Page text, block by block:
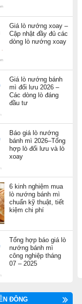
Giá lò nướng xoay –
Cập nhật đầy đủ các
dòng lò nướng xoay
Giá lò nướng bánh
mì đối lưu 2026 –
Các dòng lò đáng
đầu tư
Báo giá lò nướng
bánh mì 2026–Tổng
hợp lò đối lưu và lò
xoay
6 kinh nghiệm mua
lò nướng bánh mì
chuẩn kỹ thuật, tiết
kiệm chi phí
Tổng hợp báo giá lò
nướng bánh mì
công nghiệp tháng
07 – 2025
ĐÔNG